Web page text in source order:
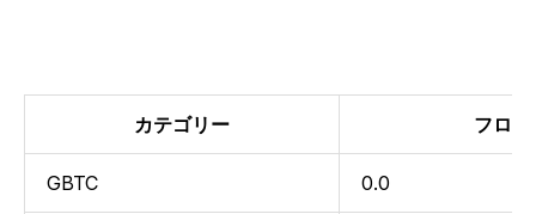
カテゴリー フロ
GBTC 0.0